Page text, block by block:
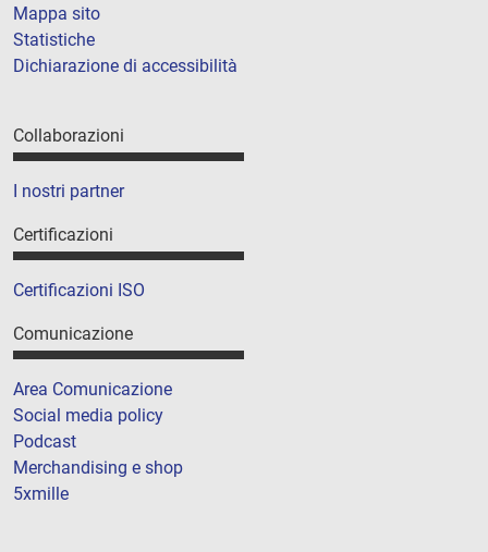
Mappa sito
Statistiche
Dichiarazione di accessibilità
Collaborazioni
I nostri partner
Certificazioni
Certificazioni ISO
Comunicazione
Area Comunicazione
Social media policy
Podcast
Merchandising e shop
5xmille